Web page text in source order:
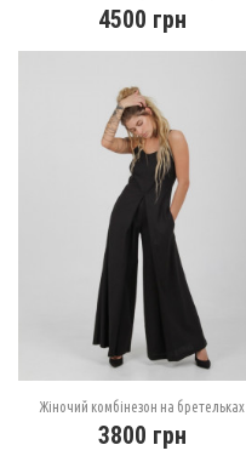
4500 грн
Жіночий комбінезон на бретельках
3800 грн